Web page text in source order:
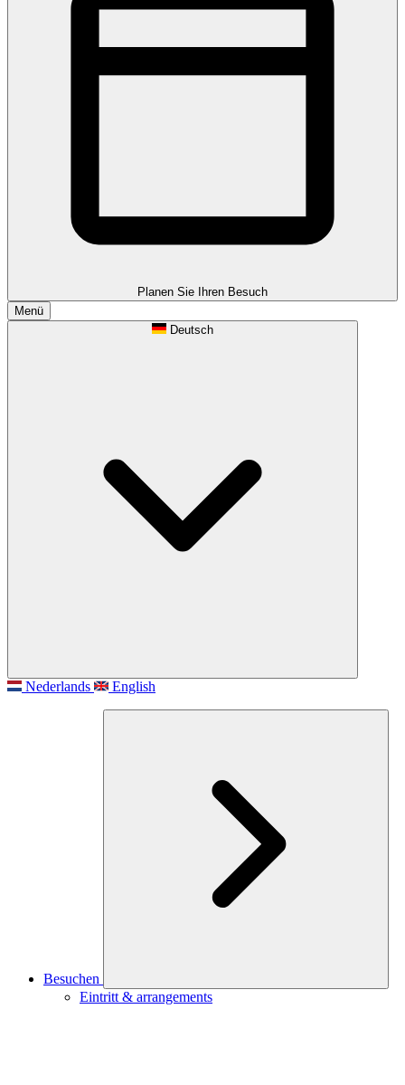
Planen Sie Ihren Besuch
Menü
Deutsch
Nederlands English
Besuchen
Eintritt & arrangements